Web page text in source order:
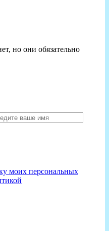
но они обязательно
моих персональных